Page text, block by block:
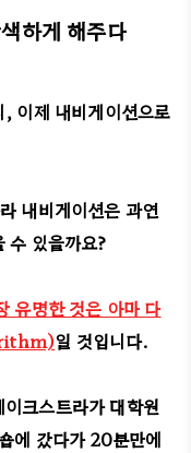
하게 해주다
이제 내비게이션으로
내비게이션은 과연
수 있을까요?
유명한 것은 아마 다
일 것입니다.
크스트라가 대학원
에 갔다가 20분만에